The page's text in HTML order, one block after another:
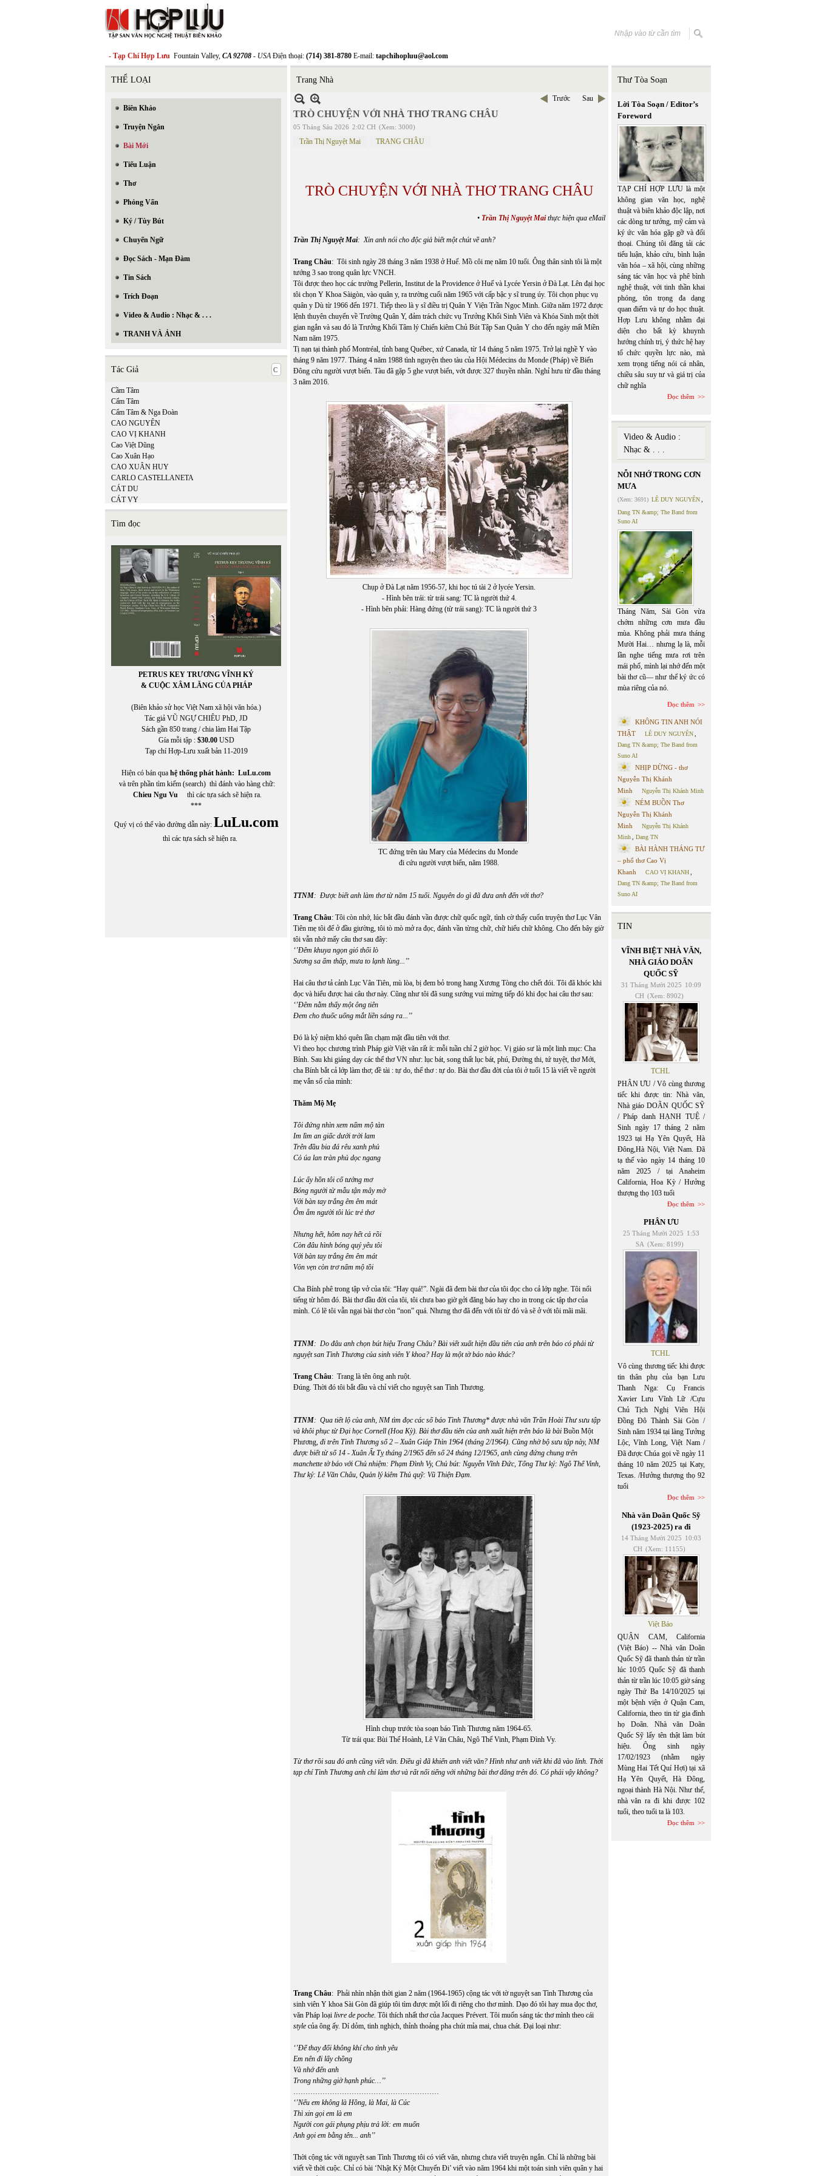
- Tạp Chí Hợp Lưu Fountain Valley, CA 92708 - USAĐiện thoại: (714) 381-8780 E-mail: tapchihopluu@aol.com
THỂ LOẠI
Biên Khảo
Truyện Ngắn
Bài Mới
Tiểu Luận
Thơ
Phỏng Vấn
Ký / Tùy Bút
Chuyển Ngữ
Đọc Sách - Mạn Đàm
Tin Sách
Trích Đoạn
Video & Audio : Nhạc & . . .
TRANH VÀ ẢNH
Tác Giả
Cầm Tâm
Cẩm Tâm
Cẩm Tâm & Nga Đoàn
CAO NGUYÊN
CAO VỊ KHANH
Cao Việt Dũng
Cao Xuân Hạo
CAO XUÂN HUY
CARLO CASTELLANETA
CÁT DU
CÁT VY
Catherine Cusset
CHÂN PHƯƠNG
Chen-Kung Ho
CHIÊU ANH NGUYỄN
CHÍNH ĐẠO
CHÍNH ĐẠO VŨ NGỰ CHIÊU
Christine Falkenland
CHU LYNH
Chu Thái Yến
Chu Xuân Giao
Chuyển ngữ: TUYẾT LINH
Chuyển ngữ: TUYẾT LINH
Claire Simon
Claudia Zilletti
CỔ NGƯ chuyển ngữ
Cristan Cortez
Cù Hựu
Cung Tích Biền
Tìm đọc
PETRUS KEY TRƯƠNG VĨNH KÝ
& CUỘC XÂM LĂNG CỦA PHÁP
(Biên khảo sử học Việt Nam xã hội văn hóa.)
Tác giả VŨ NGỰ CHIÊU PhD, JD
Sách gần 850 trang / chia làm Hai Tập
Gía mỗi tập : $30.00USD
Tạp chí Hợp-Lưu xuất bản 11-2019
Hiện có bán qua hệ thống phát hành: LuLu.com
và trên phần tìm kiếm (search) thì đánh vào hàng chữ:
Chieu Ngu Vu thì các tựa sách sẽ hiện ra.
***
Quý vị có thể vào đường dẫn này: LuLu.com
thì các tựa sách sẽ hiện ra.
Trang Nhà
Trước Sau
TRÒ CHUYỆN VỚI NHÀ THƠ TRANG CHÂU
05 Tháng Sáu 2026 2:02 CH (Xem: 3000)
Trần Thị Nguyệt Mai TRANG CHÂU
TRÒ CHUYỆN VỚI NHÀ THƠ TRANG CHÂU
•Trần Thị Nguyệt Maithực hiện qua eMail
Trần Thị Nguyệt Mai: Xin anh nói cho độc giả biết một chút về anh?
Trang Châu: Tôi sinh ngày 28 tháng 3 năm 1938 ở Huế. Mồ côi mẹ năm 10 tuổi. Ông thân sinh tôi là một
tướng 3 sao trong quân lực VNCH.
Tôi được theo học các trường Pellerin, Institut de la Providence ở Huế và Lycée Yersin ở Đà Lạt. Lên đại học
tôi chọn Y Khoa Sàigòn, vào quân y, ra trường cuối năm 1965 với cấp bậc y sĩ trung úy. Tôi chọn phục vụ
quân y Dù từ 1966 đến 1971. Tiếp theo là y sĩ điều trị Quân Y Viện Trần Ngọc Minh. Giữa năm 1972 được
lệnh thuyên chuyển về Trường Quân Y, đảm trách chức vụ Trưởng Khối Sinh Viên và Khóa Sinh một thời
gian ngắn và sau đó là Trưởng Khối Tâm lý Chiến kiêm Chủ Bút Tập San Quân Y cho đến ngày mất Miền
Nam năm 1975.
Tị nạn tại thành phố Montréal, tỉnh bang Québec, xứ Canada, từ 14 tháng 5 năm 1975. Trở lại nghề Y vào
tháng 9 năm 1977. Tháng 4 năm 1988 tình nguyện theo tàu của Hội Médecins du Monde (Pháp) về Biển
Đông cứu người vượt biển. Tàu đã gặp 5 ghe vượt biển, vớt được 327 thuyền nhân. Nghỉ hưu từ đầu tháng
3 năm 2016.
Chụp ở Đà Lạt năm 1956-57, khi học tú tài 2 ở lycée Yersin.
- Hình bên trái: từ trái sang: TC là người thứ 4.
- Hình bên phải: Hàng đứng (từ trái sang): TC là người thứ 3
TC đứng trên tàu Mary của Médecins du Monde
đi cứu người vượt biển, năm 1988.
TTNM: Được biết anh làm thơ từ năm 15 tuổi. Nguyên do gì đã đưa anh đến với thơ?
Trang Châu: Tôi còn nhớ, lúc bắt đầu đánh vần được chữ quốc ngữ, tình cờ thấy cuốn truyện thơ Lục Vân
Tiên mẹ tôi để ở đầu giường, tôi tò mò mở ra đọc, đánh vần từng chữ, chữ hiểu chữ không. Cho đến bây giờ
tôi vẫn nhớ mấy câu thơ sau đây:
‘’Đêm khuya ngọn gió thổi lò
Sương sa ẩm thấp, mưa to lạnh lùng...’’
Hai câu thơ tả cảnh Lục Vân Tiên, mù lòa, bị đem bỏ trong hang Xương Tòng cho chết đói. Tôi đã khóc khi
đọc và hiểu được hai câu thơ này. Cũng như tôi đã sung sướng vui mừng tiếp đó khi đọc hai câu thơ sau:
‘’Đêm nằm thấy một ông tiên
Đem cho thuốc uống mắt liền sáng ra...’’
Đó là kỷ niệm khó quên lần chạm mặt đầu tiên với thơ.
Vì theo học chương trình Pháp giờ Việt văn rất ít: mỗi tuần chỉ 2 giờ học. Vị giáo sư là một linh mục: Cha
Bính. Sau khi giảng dạy các thể thơ VN như: lục bát, song thất lục bát, phú, Đường thi, tứ tuyệt, thơ Mới,
cha Bính bắt cả lớp làm thơ; đề tài : tự do, thể thơ : tự do. Bài thơ đầu đời của tôi ở tuổi 15 là viết về người
mẹ vắn số của mình:
Thăm Mộ Mẹ
Tôi đứng nhìn xem nấm mộ tàn
Im lìm an giấc dưới trời lam
Trên đầu bia đá rêu xanh phủ
Cỏ úa lan tràn phủ dọc ngang
Lúc ấy hồn tôi cố tưởng mơ
Bóng người từ mẫu tận mây mờ
Với bàn tay trắng êm êm mát
Ôm ẵm người tôi lúc trẻ thơ
Nhưng hết, hôm nay hết cả rồi
Còn đâu hình bóng quý yêu tôi
Với bàn tay trắng êm êm mát
Vỏn vẹn còn trơ nấm mộ tồi
Cha Bính phê trong tập vở của tôi: “Hay quá!”. Ngài đã đem bài thơ của tôi đọc cho cả lớp nghe. Tôi nổi
tiếng từ hôm đó. Bài thơ đầu đời của tôi, tôi chưa bao giờ gởi đăng báo hay cho in trong các tập thơ của
mình. Có lẽ tôi vẫn ngại bài thơ còn “non” quá. Nhưng thơ đã đến với tôi từ đó và sẽ ở với tôi mãi mãi.
TTNM: Do đâu anh chọn bút hiệu Trang Châu? Bài viết xuất hiện đầu tiên của anh trên báo có phải từ
nguyệt san Tình Thương của sinh viên Y khoa? Hay là một tờ báo nào khác?
Trang Châu: Trang là tên ông anh ruột.
Đúng. Thời đó tôi bắt đầu và chỉ viết cho nguyệt san Tình Thương.
TTNM: Qua tiết lộ của anh, NM tìm đọc các số báo Tình Thương* được nhà văn Trần Hoài Thư sưu tập
và khôi phục từ Đại học Cornell (Hoa Kỳ). Bài thơ đầu tiên của anh xuất hiện trên báo là bài Buồn Một
Phương, đi trên Tình Thương số 2 – Xuân Giáp Thìn 1964 (tháng 2/1964). Cũng nhờ bộ sưu tập này, NM
được biết từ số 14 - Xuân Ất Tỵ tháng 2/1965 đến số 24 tháng 12/1965, anh cùng đứng chung trên
manchette tờ báo với Chủ nhiệm: Phạm Đình Vy, Chủ bút: Nguyễn Vĩnh Đức, Tổng Thư ký: Ngô Thế Vinh,
Thư ký: Lê Văn Châu, Quản lý kiêm Thủ quỹ: Vũ Thiện Đạm.
Hình chụp trước tòa soạn báo Tình Thương năm 1964-65.
Từ trái qua: Bùi Thế Hoành, Lê Văn Châu, Ngô Thế Vinh, Phạm Đình Vy.
Từ thơ rồi sau đó anh cũng viết văn. Điều gì đã khiến anh viết văn? Hình như anh viết khi đã vào lính. Thời
tạp chí Tình Thương anh chỉ làm thơ và rất nổi tiếng với những bài thơ đăng trên đó. Có phải vậy không?
Trang Châu: Phải nhìn nhận thời gian 2 năm (1964-1965) cộng tác với tờ nguyệt san Tình Thương của
sinh viên Y khoa Sài Gòn đã giúp tôi tìm được một lối đi riêng cho thơ mình. Dạo đó tôi hay mua đọc thơ,
văn Pháp loại livre de poche. Tôi thích nhất thơ của Jacques Prévert. Tôi muốn sáng tác thơ mình theo cái
style của ông ấy. Dí dỏm, tinh nghịch, thỉnh thoảng pha chút mỉa mai, chua chát. Đại loại như:
‘’Để thay đổi không khí cho tình yêu
Em nên đi lấy chồng
Và nhớ đến anh
Trong những giờ hạnh phúc…’’
……………………………………………………
‘’Nếu em không là Hồng, là Mai, là Cúc
Thì xin gọi em là em
Người con gái phụng phịu trả lời: em muốn
Anh gọi em bằng tên... anh’’
Thời cộng tác với nguyệt san Tình Thương tôi có viết văn, nhưng chưa viết truyện ngắn. Chỉ là những bài
viết về thời cuộc. Chỉ có bài ‘Nhật Ký Một Chuyến Đi’ viết vào năm 1964 khi một toán sinh viên quân y hai
Thư Tòa Soạn
Lời Tòa Soạn / Editor’s
Foreword
TẠP CHÍ HỢP LƯU là một
không gian văn học, nghệ
thuật và biên khảo độc lập, nơi
các dòng tư tưởng, mỹ cảm và
ký ức văn hóa gặp gỡ và đối
thoại. Chúng tôi đăng tải các
tiểu luận, khảo cứu, bình luận
văn hóa – xã hội, cùng những
sáng tác văn học và phê bình
nghệ thuật, với tinh thần khai
phóng, tôn trọng đa dạng
quan điểm và tự do học thuật.
Hợp Lưu không nhằm đại
diện cho bất kỳ khuynh
hướng chính trị, ý thức hệ hay
tổ chức quyền lực nào, mà
xem trọng tiếng nói cá nhân,
chiều sâu suy tư và giá trị của
chữ nghĩa
Đọc thêm
Video & Audio :
Nhạc & . . .
NỖI NHỚ TRONG CƠN
MƯA
(Xem: 3691) LÊ DUY NGUYÊN
Dang TN &amp; The Band from
Suno AI
Tháng Năm, Sài Gòn vừa
chớm những cơn mưa đầu
mùa. Không phải mưa tháng
Mười Hai… nhưng lạ là, mỗi
lần nghe tiếng mưa rơi trên
mái phố, mình lại nhớ đến một
bài thơ cũ— như thể ký ức có
mùa riêng của nó.
Đọc thêm
KHÔNG TIN ANH NÓI
THẬT
LÊ DUY NGUYÊN
Dang TN &amp; The Band from
Suno AI
NHỊP DỪNG - thơ
Nguyễn Thị Khánh
Minh
Nguyễn Thị Khánh Minh
NÉM BUỒN Thơ
Nguyễn Thị Khánh
Minh
Nguyễn Thị Khánh
Minh
Dang TN
BÀI HÀNH THÁNG TƯ
– phổ thơ Cao Vị
Khanh
CAO VỊ KHANH
Dang TN &amp; The Band from
Suno AI
TIN
VĨNH BIỆT NHÀ VĂN,
NHÀ GIÁO DOÃN
QUỐC SỸ
31 Tháng Mười 2025 10:09
CH (Xem: 8902)
TCHL
PHÂN ƯU / Vô cùng thương
tiếc khi được tin: Nhà văn,
Nhà giáo DOÃN QUỐC SỸ
/ Pháp danh HẠNH TUỆ /
Sinh ngày 17 tháng 2 năm
1923 tại Hạ Yên Quyết, Hà
Đông,Hà Nội, Việt Nam. Đã
tạ thế vào ngày 14 tháng 10
năm 2025 / tại Anaheim
California, Hoa Kỳ / Hưởng
thượng thọ 103 tuổi
Đọc thêm
PHÂN ƯU
25 Tháng Mười 2025 1:53
SA (Xem: 8199)
TCHL
Vô cùng thương tiếc khi được
tin thân phụ của bạn Lưu
Thanh Nga: Cụ Francis
Xavier Lưu Vĩnh Lữ /Cựu
Chủ Tịch Nghị Viên Hội
Đồng Đô Thành Sài Gòn /
Sinh năm 1934 tại làng Tưởng
Lộc, Vĩnh Long, Việt Nam /
Đã được Chúa gọi về ngày 11
tháng 10 năm 2025 tại Katy,
Texas. /Hưởng thượng thọ 92
tuổi
Đọc thêm
Nhà văn Doãn Quốc Sỹ
(1923-2025) ra đi
14 Tháng Mười 2025 10:03
CH (Xem: 11155)
Việt Báo
QUẬN CAM, California
(Việt Báo) -- Nhà văn Doãn
Quốc Sỹ đã thanh thản từ trần
lúc 10:05 Quốc Sỹ đã thanh
thản từ trần lúc 10:05 giờ sáng
ngày Thứ Ba 14/10/2025 tại
một bệnh viện ở Quận Cam,
California, theo tin từ gia đình
họ Doãn. Nhà văn Doãn
Quốc Sỹ lấy tên thật làm bút
hiệu. Ông sinh ngày
17/02/1923 (nhằm ngày
Mùng Hai Tết Quí Hợi) tại xã
Hạ Yên Quyết, Hà Đông,
ngoại thành Hà Nội. Như thế,
nhà văn ra đi khi được 102
tuổi, theo tuổi ta là 103.
Đọc thêm